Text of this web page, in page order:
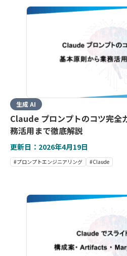
生成 AI
Claude プロンプトのコツ完全
務活用まで徹底解説
更新日：2026年4月19日
#プロンプトエンジニアリング #Claude